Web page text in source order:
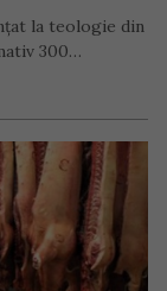
la teologie din
300…